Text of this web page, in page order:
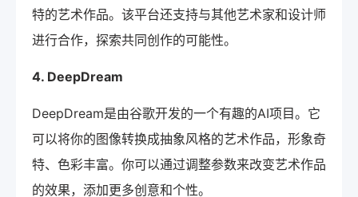
特的艺术作品。该平台还支持与其他艺术家和设计师
进行合作，探索共同创作的可能性。
4. DeepDream
DeepDream是由谷歌开发的一个有趣的AI项目。它
可以将你的图像转换成抽象风格的艺术作品，形象奇
特、色彩丰富。你可以通过调整参数来改变艺术作品
的效果，添加更多创意和个性。